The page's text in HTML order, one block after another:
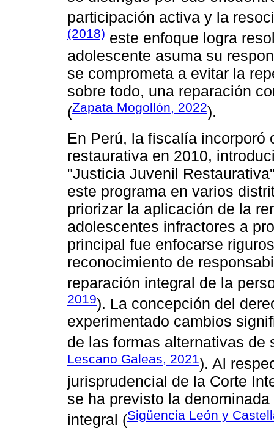
participación activa y la
(2018) este enfoque logra
adolescente asuma su
se comprometa a evitar la
sobre todo, una reparación
(Zapata Mogollón, 2022).
En Perú, la fiscalía incorporó
restaurativa en 2010,
"Justicia Juvenil
este programa en varios
priorizar la aplicación de la
adolescentes infractores a
principal fue enfocarse
reconocimiento de
reparación integral de la
2019). La concepción del
experimentado cambios
de las formas alternativas de
Lescano Galeas, 2021). Al
jurisprudencial de la Corte
se ha previsto la denominada
integral (Sigüencia León y